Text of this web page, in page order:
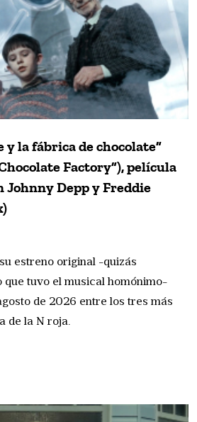
la fábrica de chocolate”
Factory”), película
Johnny Depp y Freddie
estreno original -quizás
que tuvo el musical homónimo-
de 2026 entre los tres más
de la N roja.